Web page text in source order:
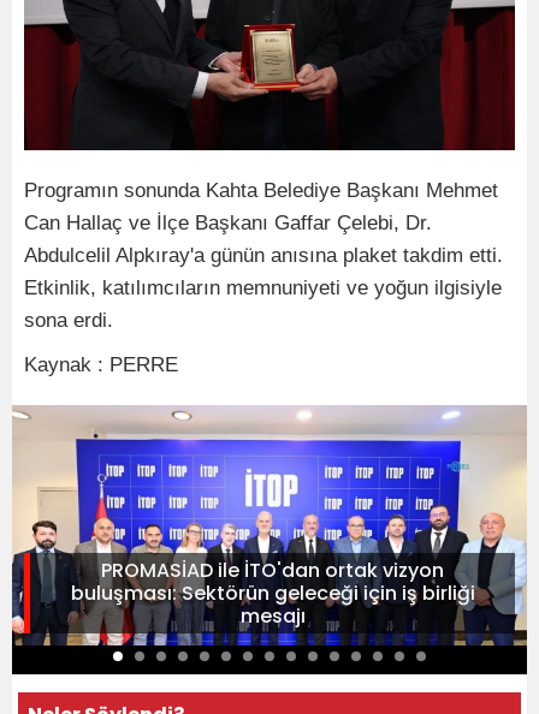
Programın sonunda Kahta Belediye Başkanı Mehmet
Can Hallaç ve İlçe Başkanı Gaffar Çelebi, Dr.
Abdulcelil Alpkıray'a günün anısına plaket takdim etti.
Etkinlik, katılımcıların memnuniyeti ve yoğun ilgisiyle
sona erdi.
Kaynak : PERRE
PROMASİAD ile İTO'dan ortak vizyon
buluşması: Sektörün geleceği için iş birliği
mesajı